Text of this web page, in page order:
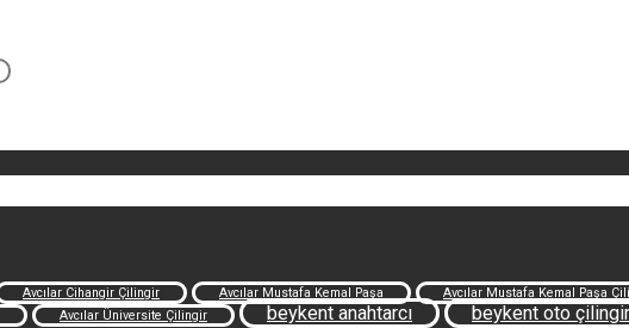
Avcılar Cihangir Çilingir Avcılar Mustafa Kemal Paşa Avcılar Mustafa Kemal Paşa
Avcılar Üniversite Çilingir beykent anahtarcı beykent oto çilingir